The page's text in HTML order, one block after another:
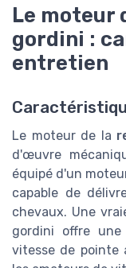
Le moteur
gordini :
entretien
Le moteur de la
d'œuvre
équipé d'un
capable de
chevaux. Une
gordini offre
vitesse de pointe